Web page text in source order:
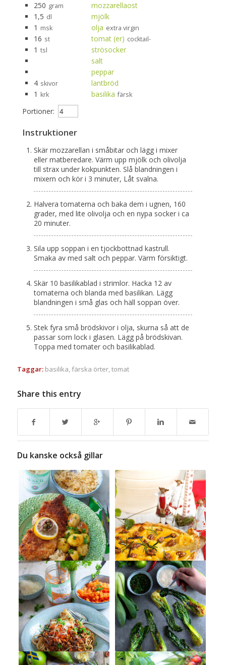
250 gram
mozzarellaost
1,5 dl
mjölk
1 msk olja extra virgin
16 st tomat (er) cocktail-
1 tsl
strösocker
salt
peppar
4 skivor
lantbröd
1 krk basilika färsk
Portioner:
Instruktioner
Skär mozzarellan i småbitar och lägg i mixer
eller matberedare. Värm upp mjölk och olivolja
till strax under kokpunkten. Slå blandningen i
mixern och kör i 3 minuter, Låt svalna.
Halvera tomaterna och baka dem i ugnen, 160
grader, med lite olivolja och en nypa socker i ca
20 minuter.
Sila upp soppan i en tjockbottnad kastrull.
Smaka av med salt och peppar. Värm försiktigt.
Skär 10 basilikablad i strimlor. Hacka 12 av
tomaterna och blanda med basilikan. Lägg
blandningen i små glas och häll soppan över.
Stek fyra små brödskivor i olja, skurna så att de
passar som lock i glasen. Lägg på brödskivan.
Toppa med tomater och basilikablad.
Taggar: basilika,färska örter,tomat
Share this entry
Du kanske också gillar